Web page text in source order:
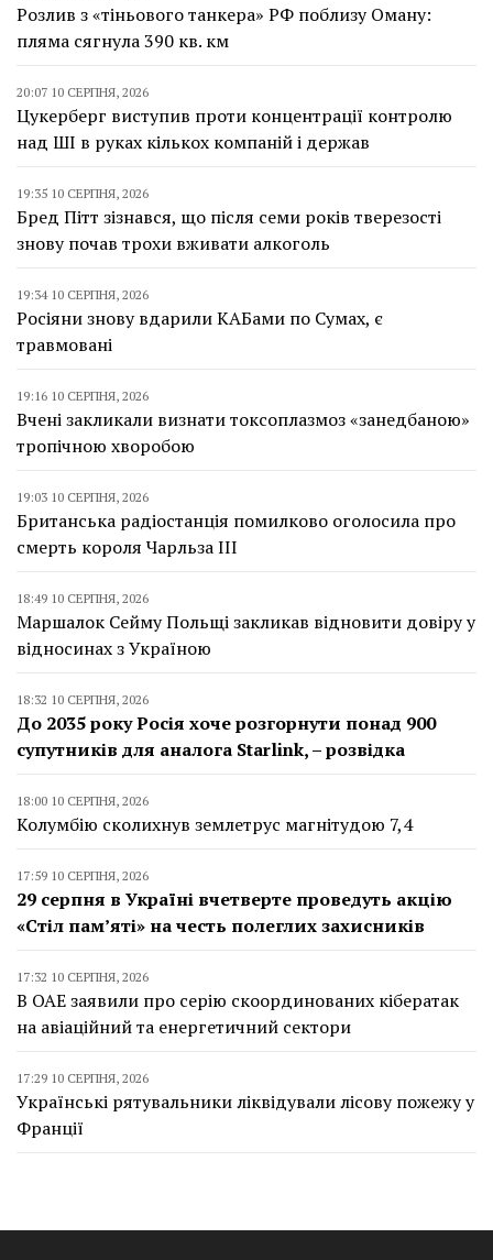
Розлив з «тіньового танкера» РФ поблизу Оману:
пляма сягнула 390 кв. км
20:07 10 СЕРПНЯ, 2026
Цукерберг виступив проти концентрації контролю
над ШІ в руках кількох компаній і держав
19:35 10 СЕРПНЯ, 2026
Бред Пітт зізнався, що після семи років тверезості
знову почав трохи вживати алкоголь
19:34 10 СЕРПНЯ, 2026
Росіяни знову вдарили КАБами по Сумах, є
травмовані
19:16 10 СЕРПНЯ, 2026
Вчені закликали визнати токсоплазмоз «занедбаною»
тропічною хворобою
19:03 10 СЕРПНЯ, 2026
Британська радіостанція помилково оголосила про
смерть короля Чарльза III
18:49 10 СЕРПНЯ, 2026
Маршалок Сейму Польщі закликав відновити довіру у
відносинах з Україною
18:32 10 СЕРПНЯ, 2026
До 2035 року Росія хоче розгорнути понад 900
супутників для аналога Starlink, – розвідка
18:00 10 СЕРПНЯ, 2026
Колумбію сколихнув землетрус магнітудою 7,4
17:59 10 СЕРПНЯ, 2026
29 серпня в Україні вчетверте проведуть акцію
«Стіл пам’яті» на честь полеглих захисників
17:32 10 СЕРПНЯ, 2026
В ОАЕ заявили про серію скоординованих кібератак
на авіаційний та енергетичний сектори
17:29 10 СЕРПНЯ, 2026
Українські рятувальники ліквідували лісову пожежу у
Франції